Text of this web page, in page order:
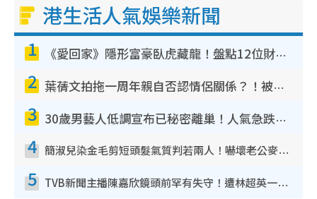
港生活人氣娛樂新聞
1 《愛回家》隱形富豪臥虎藏龍！盤點12位財氣逼人的有錢藝人：呢位靚女3億身家唔憂做
2 葉蒨文拍拖一周年親自否認情侶關係？！被質疑感情造假竟稱GM「普通同事」
3 30歲男藝人低調宣布已秘密離巢！人氣急跌變失蹤人口︰「這幾年過得並不容易」
4 簡淑兒染金毛剪短頭髮氣質判若兩人！嚇壞老公麥大力都認唔出：「你做咩事？」
5 TVB新聞主播陳嘉欣鏡頭前罕有失守！遭林超英一句說話突襲嚇親當場大笑